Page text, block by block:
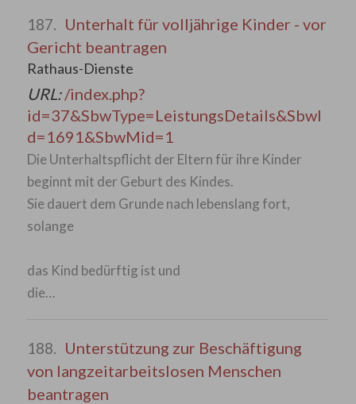
187. Unterhalt für volljährige Kinder - vor
Gericht beantragen
Rathaus-Dienste
URL:/index.php?
id=37&SbwType=LeistungsDetails&SbwI
d=1691&SbwMid=1
Die Unterhaltspflicht der Eltern für ihre Kinder
beginnt mit der Geburt des Kindes.
Sie dauert dem Grunde nach lebenslang fort,
solange
das Kind bedürftig ist und
die…
188. Unterstützung zur Beschäftigung
von langzeitarbeitslosen Menschen
beantragen